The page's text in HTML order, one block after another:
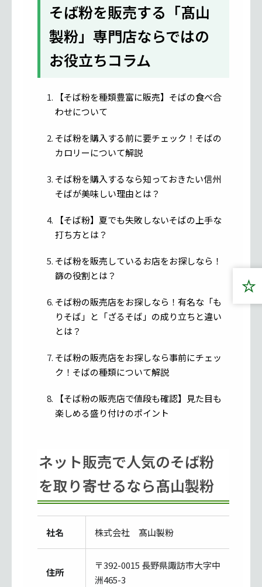
そば粉を販売する「髙山
製粉」専門店ならではの
お役立ちコラム
【そば粉を種類豊富に販売】そばの食べ合
わせについて
そば粉を購入する前に要チェック！そばの
カロリーについて解説
そば粉を購入するなら知っておきたい信州
そばが美味しい理由とは？
【そば粉】夏でも失敗しないそばの上手な
打ち方とは？
そば粉を販売しているお店をお探しなら！
篩の役割とは？
そば粉の販売店をお探しなら！有名な「も
りそば」と「ざるそば」の成り立ちと違い
とは？
そば粉の販売店をお探しなら事前にチェッ
ク！そばの種類について解説
【そば粉の販売店で値段も確認】見た目も
楽しめる盛り付けのポイント
ネット販売で人気のそば粉
を取り寄せるなら髙山製粉
社名 株式会社 髙山製粉
住所
〒392-0015 長野県諏訪市大字中
洲465-3